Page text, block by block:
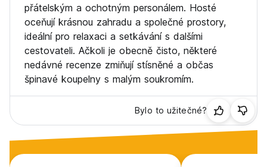
přátelským a ochotným personálem. Hosté
oceňují krásnou zahradu a společné prostory,
ideální pro relaxaci a setkávání s dalšími
cestovateli. Ačkoli je obecně čisto, některé
nedávné recenze zmiňují stísněné a občas
špinavé koupelny s malým soukromím.
Bylo to užitečné?